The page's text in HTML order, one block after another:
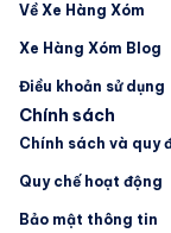
Về Xe Hàng Xóm
Xe Hàng Xóm Blog
Điều khoản sử dụng
Chính sách
Chính sách và quy
Quy chế hoạt động
Bảo mật thông tin